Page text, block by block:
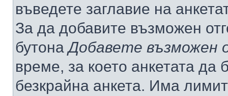
въведете заглавие на
За да добавите възможен
бутонаДобавете възможен
време, за което анкетата да
безкрайна анкета. Има